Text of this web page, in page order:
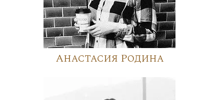
Анастасия Родина